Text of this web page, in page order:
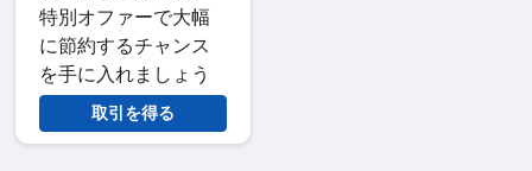
特別オファーで大幅
に節約するチャンス
を手に入れましょう
取引を得る